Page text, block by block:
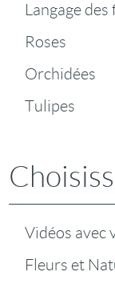
Langage des
Roses
Orchidées
Tulipes
Vidéos avec
Fleurs et